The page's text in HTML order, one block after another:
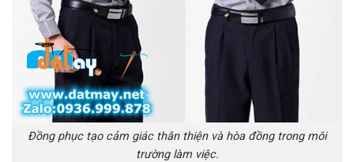
Đồng phục tạo cảm giác thân thiện và hòa đồng trong môi
trường làm việc.